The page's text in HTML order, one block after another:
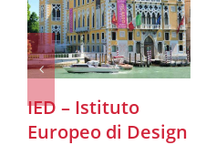
IED – Istituto
Europeo di Design